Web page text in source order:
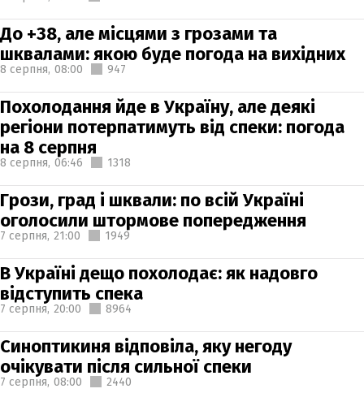
До +38, але місцями з грозами та
шквалами: якою буде погода на вихідних
8 серпня, 08:00 947
Похолодання йде в Україну, але деякі
регіони потерпатимуть від спеки: погода
на 8 серпня
8 серпня, 06:46 1318
Грози, град і шквали: по всій Україні
оголосили штормове попередження
7 серпня, 21:00 1949
В Україні дещо похолодає: як надовго
відступить спека
7 серпня, 20:00 8964
Синоптикиня відповіла, яку негоду
очікувати після сильної спеки
7 серпня, 08:00 2440